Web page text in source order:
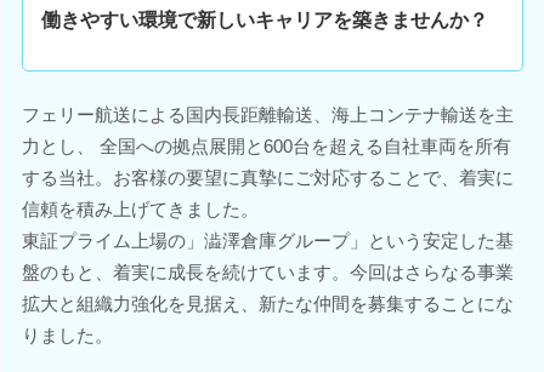
働きやすい環境で新しいキャリアを築きませんか？
フェリー航送による国内長距離輸送、海上コンテナ輸送を主
力とし、 全国への拠点展開と600台を超える自社車両を所有
する当社。お客様の要望に真摯にご対応することで、着実に
信頼を積み上げてきました。
東証プライム上場の」澁澤倉庫グループ」という安定した基
盤のもと、着実に成長を続けています。今回はさらなる事業
拡大と組織力強化を見据え、新たな仲間を募集することにな
りました。